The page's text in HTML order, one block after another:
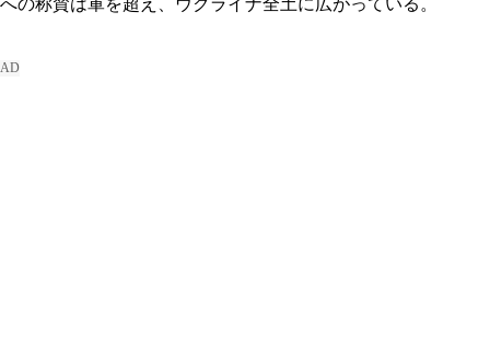
への称賛は軍を超え、ウクライナ全土に広がっている。